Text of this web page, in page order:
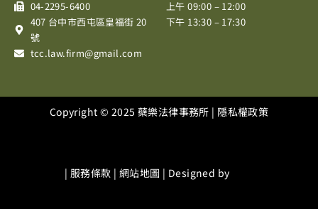
k a
上午 09:00 – 12:00
下午 13:30 – 17:30
04-2295-6400
407 台中市西屯區皇福街 20
號
tcc.law.firm@gmail.com
Copyright © 2025 蘗樂法律事務所 | 隱私權政策
| 服務條款 | 網站地圖 | Designed by